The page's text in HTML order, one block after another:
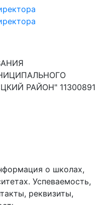
РАЙОН" 11300891
о школах,
Успеваемость,
реквизиты,